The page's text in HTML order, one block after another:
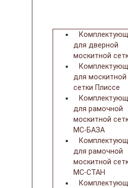
для дверной
москитной
для москитной
сетки Плиссе
для рамочной
москитной
МС-БАЗА
для рамочной
москитной
МС-СТАН